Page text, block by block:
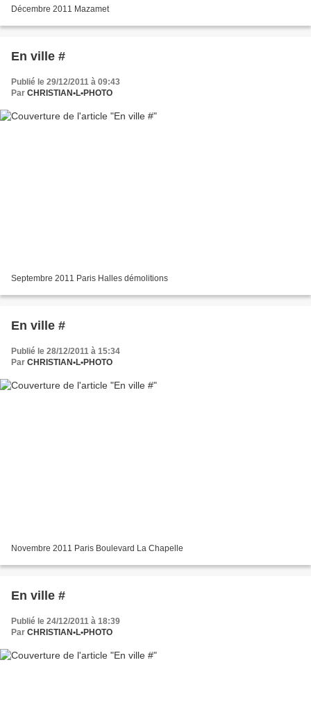
Décembre 2011 Mazamet
En ville #
Publié le 29/12/2011 à 09:43
Par CHRISTIAN•L•PHOTO
Septembre 2011 Paris Halles démolitions
En ville #
Publié le 28/12/2011 à 15:34
Par CHRISTIAN•L•PHOTO
Novembre 2011 Paris Boulevard La Chapelle
En ville #
Publié le 24/12/2011 à 18:39
Par CHRISTIAN•L•PHOTO